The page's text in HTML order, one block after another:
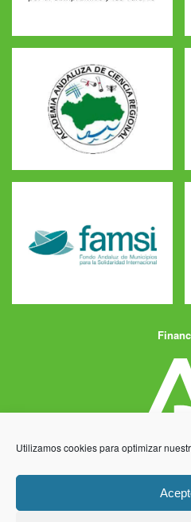
Utilizamos cookies para optimizar